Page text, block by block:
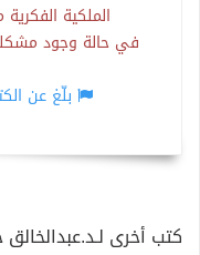
الملكية
في حالة وجود مشكلة
بلّغ عن
كتب أخرى